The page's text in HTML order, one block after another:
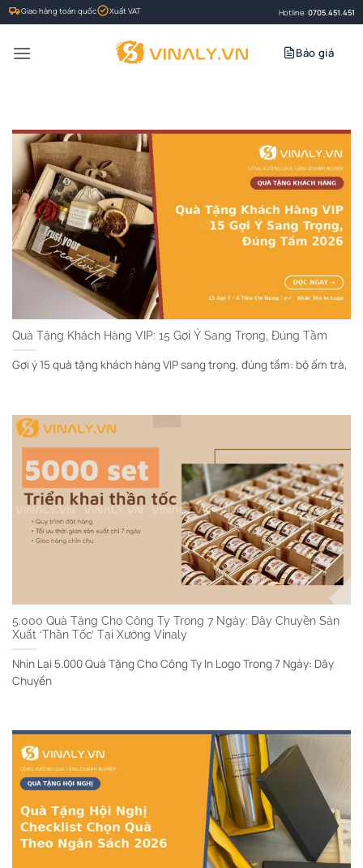
Bỏ
qua
nội
Giao hàng toàn quốc Xuất VAT Hotline: 0705.451.451
Báo giá
Quà Tặng Khách Hàng VIP: 15 Gợi Ý Sang Trọng, Đúng Tầm
Gợi ý 15 quà tặng khách hàng VIP sang trọng, đúng tầm: bộ ấm trà,
5.000 Quà Tặng Cho Công Ty Trong 7 Ngày: Dây Chuyền Sản
Xuất ‘Thần Tốc’ Tại Xưởng Vinaly
Nhìn Lại 5.000 Quà Tặng Cho Công Ty In Logo Trong 7 Ngày: Dây
Chuyền